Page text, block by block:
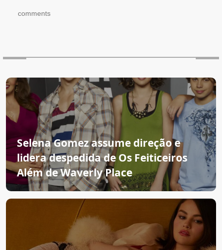
comments
Selena Gomez assume direção e
lidera despedida de Os Feiticeiros
Além de Waverly Place